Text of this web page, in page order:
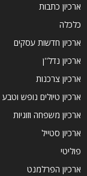
ארכיון כתבות
כלכלה
ארכיון חדשות עסקים
ארכיון נדל''ן
ארכיון צרכנות
ארכיון טיולים נופש וטבע
ארכיון משפחה וזוגיות
ארכיון סטייל
פוליטי
ארכיון הפרלמנט